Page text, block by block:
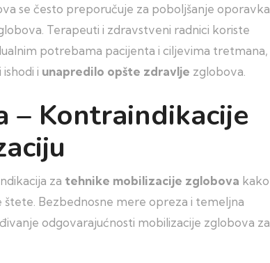
se često preporučuje za poboljšanje oporavka
Terapeuti i zdravstveni radnici koriste
potrebama pacijenta i ciljevima tretmana,
i unapredilo opšte zdravlje zglobova.
– Kontraindikacije
za tehnike mobilizacije zglobova kako
štete. Bezbednosne mere opreza i temeljna
odgovarajućnosti mobilizacije zglobova za